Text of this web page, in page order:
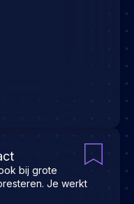
bij grote
Je werkt